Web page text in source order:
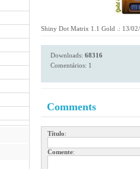
Shiny Dot Matrix 1.1 Gold .: 13/
Downloads: 68316
Comentários: 1
Comments
Título:
Comente: